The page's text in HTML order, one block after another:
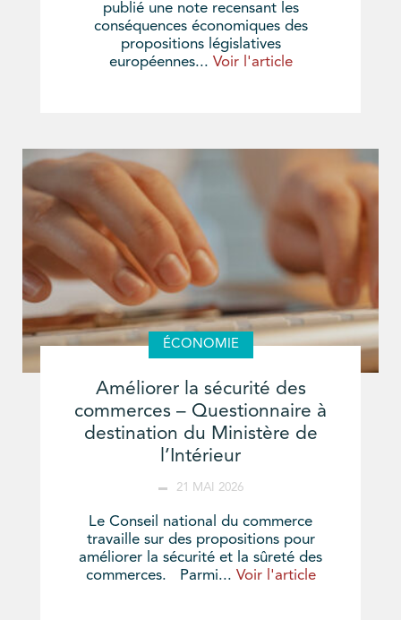
publié une note recensant les
conséquences économiques des
propositions législatives
européennes... Voir l'article
ÉCONOMIE
Améliorer la sécurité des
commerces – Questionnaire à
destination du Ministère de
l’Intérieur
21 MAI 2026
Le Conseil national du commerce
travaille sur des propositions pour
améliorer la sécurité et la sûreté des
commerces. Parmi... Voir l'article